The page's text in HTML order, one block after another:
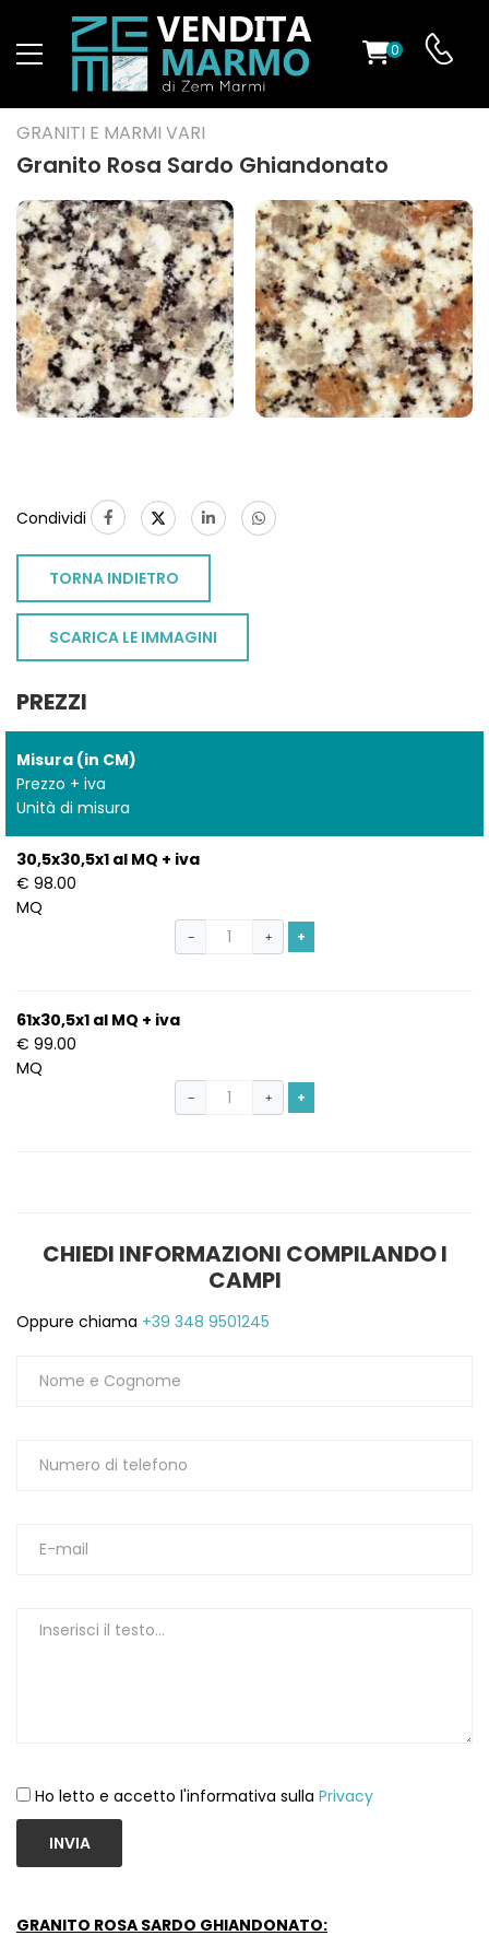
0
GRANITI E MARMI VARI
Granito Rosa Sardo Ghiandonato
Condividi
TORNA INDIETRO
SCARICA LE IMMAGINI
PREZZI
Misura (in CM)
Prezzo + iva
Unità di misura
30,5x30,5x1 al MQ + iva
€ 98.00
MQ
− + +
61x30,5x1 al MQ + iva
€ 99.00
MQ
− + +
CHIEDI INFORMAZIONI COMPILANDO I
CAMPI
Oppure chiama +39 348 9501245
Ho letto e accetto l'informativa sulla Privacy
INVIA
GRANITO ROSA SARDO GHIANDONATO: